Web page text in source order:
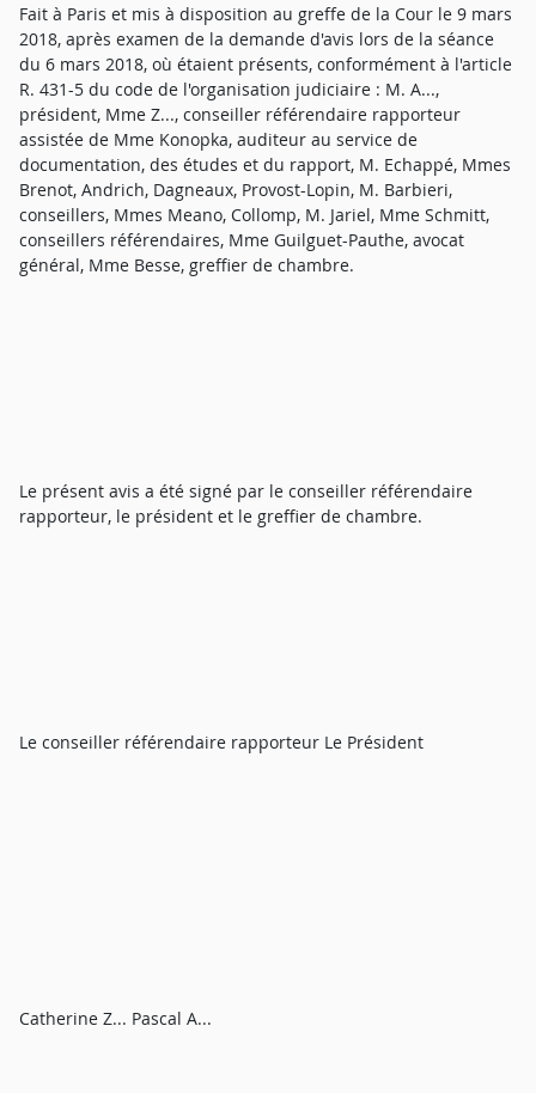
Fait à Paris et mis à disposition au greffe de la Cour le 9 mars
2018, après examen de la demande d'avis lors de la séance
du 6 mars 2018, où étaient présents, conformément à l'article
R. 431-5 du code de l'organisation judiciaire : M. A...,
président, Mme Z..., conseiller référendaire rapporteur
assistée de Mme Konopka, auditeur au service de
documentation, des études et du rapport, M. Echappé, Mmes
Brenot, Andrich, Dagneaux, Provost-Lopin, M. Barbieri,
conseillers, Mmes Meano, Collomp, M. Jariel, Mme Schmitt,
conseillers référendaires, Mme Guilguet-Pauthe, avocat
général, Mme Besse, greffier de chambre.
Le présent avis a été signé par le conseiller référendaire
rapporteur, le président et le greffier de chambre.
Le conseiller référendaire rapporteur Le Président
Catherine Z... Pascal A...